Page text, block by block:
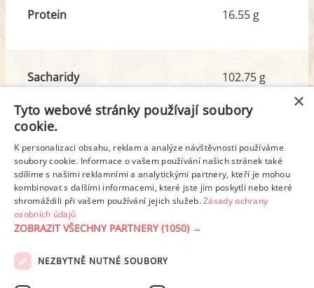
Protein 16.55 g
Sacharidy
z toho cukr
102.75 g
15.50 g
Tuk
z toho nas. mastné kyseliny
28.51 g
16.36 g
Detailní rozpis
×
Tyto webové stránky používají soubory
cookie.
K personalizaci obsahu, reklam a analýze návštěvnosti používáme
soubory cookie. Informace o vašem používání našich stránek také
sdílíme s našimi reklamními a analytickými partnery, kteří je mohou
kombinovat s dalšími informacemi, které jste jim poskytli nebo které
shromáždili při vašem používání jejich služeb.Zásady ochrany
osobních údajů
ZOBRAZIT VŠECHNY PARTNERY(1050) →
NEZBYTNĚ NUTNÉ SOUBORY